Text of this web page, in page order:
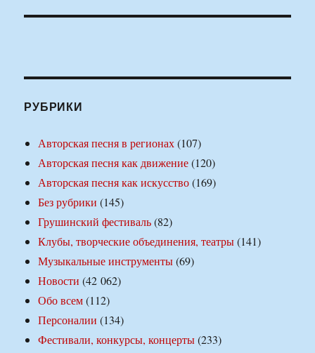
РУБРИКИ
Авторская песня в регионах(107)
Авторская песня как движение(120)
Авторская песня как искусство(169)
Без рубрики (145)
Грушинский фестиваль(82)
Клубы, творческие объединения, театры(141)
Музыкальные инструменты(69)
Новости (42 062)
Обо всем(112)
Персоналии (134)
Фестивали, конкурсы, концерты(233)